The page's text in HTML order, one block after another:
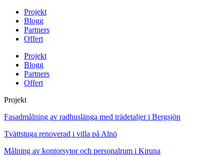
Projekt
Blogg
Partners
Offert
Projekt
Blogg
Partners
Offert
Projekt
Fasadmålning av radhuslänga med trädetaljer i Bergsjön
Tvättstuga renoverad i villa på Alnö
Målning av kontorsytor och personalrum i Kiruna